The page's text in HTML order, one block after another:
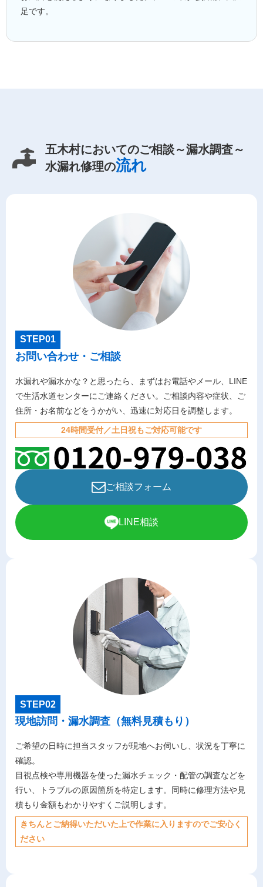
足です。
五木村においてのご相談～漏水調査～
水漏れ修理の流れ
STEP01
お問い合わせ・ご相談
水漏れや漏水かな？と思ったら、まずはお電話やメール、LINE
で生活水道センターにご連絡ください。ご相談内容や症状、ご
住所・お名前などをうかがい、迅速に対応日を調整します。
24時間受付／土日祝もご対応可能です
ご相談フォーム
LINE相談
STEP02
現地訪問・漏水調査（無料見積もり）
ご希望の日時に担当スタッフが現地へお伺いし、状況を丁寧に
確認。
目視点検や専用機器を使った漏水チェック・配管の調査などを
行い、トラブルの原因箇所を特定します。同時に修理方法や見
積もり金額もわかりやすくご説明します。
きちんとご納得いただいた上で作業に入りますのでご安心く
ださい